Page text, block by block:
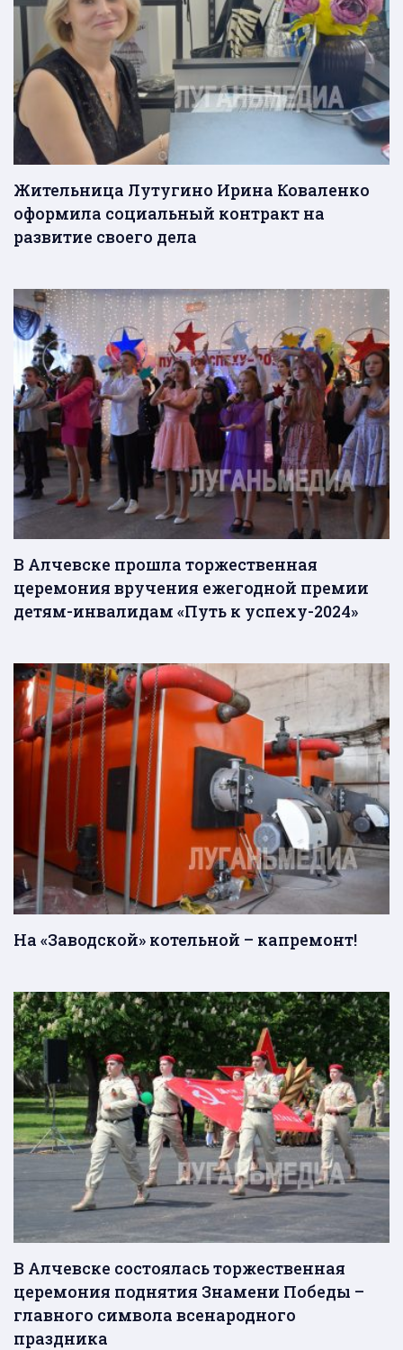
Жительница Лутугино Ирина Коваленко
оформила социальный контракт на
развитие своего дела
В Алчевске прошла торжественная
церемония вручения ежегодной премии
детям-инвалидам «Путь к успеху-2024»
На «Заводской» котельной – капремонт!
В Алчевске состоялась торжественная
церемония поднятия Знамени Победы –
главного символа всенародного
праздника